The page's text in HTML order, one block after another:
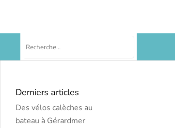
Derniers articles
Des vélos calèches au
bateau à Gérardmer